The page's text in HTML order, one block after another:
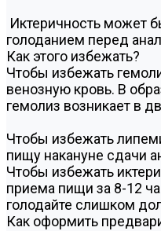
Иктеричность может
голоданием перед
Как этого избежать?
Чтобы избежать
венозную кровь. В
гемолиз возникает в
Чтобы избежать
пищу накануне сдачи
Чтобы избежать
приема пищи за 8-12
голодайте слишком
Как оформить